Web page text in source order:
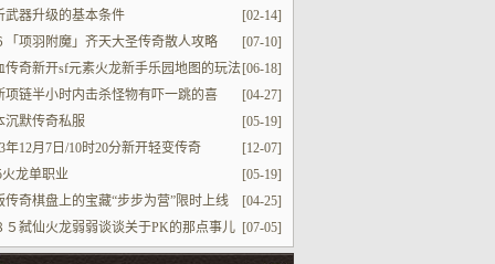
怎么获取 开怀畅饮获取攻略
[02-14]
武器升级的基本条件
[07-10]
「项羽附魔」齐天大圣传奇散人攻略
[06-18]
传奇新开sf元素火龙新手乐园地图的玩法
[04-27]
项链半小时内击杀怪物有吓一跳的喜
[05-19]
沉默传奇私服
[12-07]
年12月7日/10时20分新开轻变传奇
[05-19]
火龙单职业
[04-25]
传奇棋盘上的宝藏“步步为营”限时上线
[07-05]
５弑仙火龙弱弱谈谈关于PK的那点事儿